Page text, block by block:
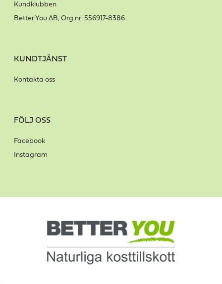
Kundklubben
Better You AB, Org.nr: 556917-8386
KUNDTJÄNST
Kontakta oss
FÖLJ OSS
Facebook
Instagram